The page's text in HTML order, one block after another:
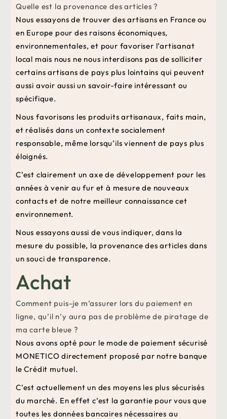
Quelle est la provenance des articles ?
Nous essayons de trouver des artisans en France ou
en Europe pour des raisons économiques,
environnementales, et pour favoriser l’artisanat
local mais nous ne nous interdisons pas de solliciter
certains artisans de pays plus lointains qui peuvent
aussi avoir aussi un savoir-faire intéressant ou
spécifique.
Nous favorisons les produits artisanaux, faits main,
et réalisés dans un contexte socialement
responsable, même lorsqu’ils viennent de pays plus
éloignés.
C’est clairement un axe de développement pour les
années à venir au fur et à mesure de nouveaux
contacts et de notre meilleur connaissance cet
environnement.
Nous essayons aussi de vous indiquer, dans la
mesure du possible, la provenance des articles dans
un souci de transparence.
Achat
Comment puis-je m’assurer lors du paiement en
ligne, qu’il n’y aura pas de problème de piratage de
ma carte bleue ?
Nous avons opté pour le mode de paiement sécurisé
MONETICO directement proposé par notre banque
le Crédit mutuel.
C’est actuellement un des moyens les plus sécurisés
du marché. En effet c’est la garantie pour vous que
toutes les données bancaires nécessaires au